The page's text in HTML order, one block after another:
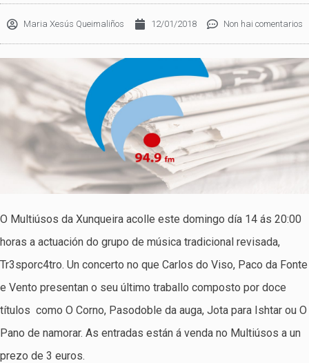
Maria Xesús Queimaliños 12/01/2018 Non hai comentarios
O Multiúsos da Xunqueira acolle este domingo día 14 ás 20:00
horas a actuación do grupo de música tradicional revisada,
Tr3sporc4tro. Un concerto no que Carlos do Viso, Paco da Fonte
e Vento presentan o seu último traballo composto por doce
títulos como O Corno, Pasodoble da auga, Jota para Ishtar ou O
Pano de namorar. As entradas están á venda no Multiúsos a un
prezo de 3 euros.